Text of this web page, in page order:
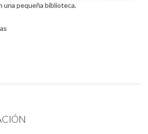
una pequeña biblioteca.